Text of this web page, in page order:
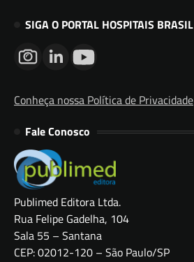
SIGA O PORTAL HOSPITAIS BRASIL
Conheça nossa Política de Privacidade
Fale Conosco
Publimed Editora Ltda.
Rua Felipe Gadelha, 104
Sala 55 – Santana
CEP: 02012-120 – São Paulo/SP